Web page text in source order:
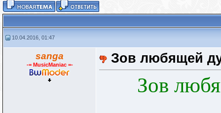
10.04.2016, 01:47
sanga
-= MusicManiac =- Зов любящей
Зов